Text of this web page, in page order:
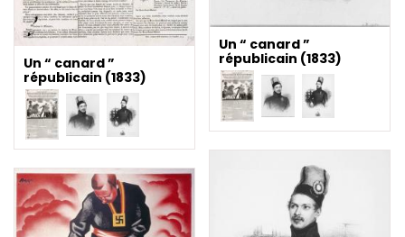
Un “ canard ”
républicain (1833)
Un “ canard ”
républicain (1833)